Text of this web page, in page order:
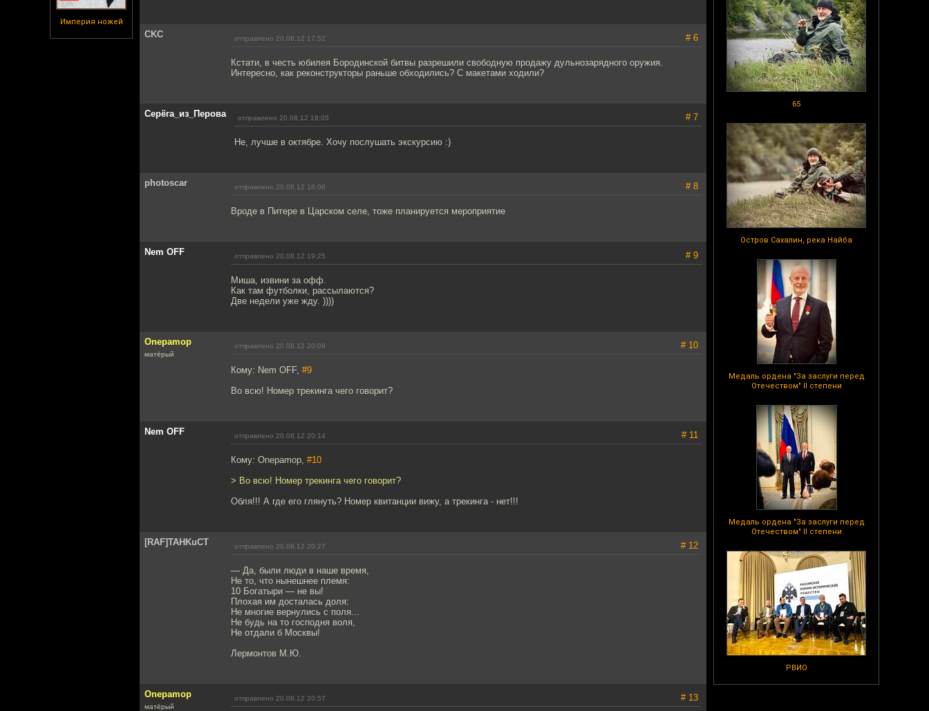
Империя ножей
65
Остров Сахалин, река Найба
Медаль ордена "За заслуги перед
Отечеством" II степени
Медаль ордена "За заслуги перед
Отечеством" II степени
РВИО
CKC отправлено 20.08.12 17:52 # 6
Кстати, в честь юбилея Бородинской битвы разрешили свободную продажу дульнозарядного оружия.
Интересно, как реконструкторы раньше обходились? С макетами ходили?
Серёга_из_Перова отправлено 20.08.12 18:05 # 7
Не, лучше в октябре. Хочу послушать экскурсию :)
photoscar отправлено 20.08.12 18:06 # 8
Вроде в Питере в Царском селе, тоже планируется мероприятие
Nem OFF отправлено 20.08.12 19:25 # 9
Миша, извини за офф.
Как там футболки, рассылаются?
Две недели уже жду. ))))
Onepamop
матёрый
отправлено 20.08.12 20:09 # 10
Кому: Nem OFF, #9
Во всю! Номер трекинга чего говорит?
Nem OFF отправлено 20.08.12 20:14 # 11
Кому: Onepamop, #10
> Во всю! Номер трекинга чего говорит?
Обля!!! А где его глянуть? Номер квитанции вижу, а трекинга - нет!!!
[RAF]TAHKuCT отправлено 20.08.12 20:27 # 12
— Да, были люди в наше время,
Не то, что нынешнее племя:
10 Богатыри — не вы!
Плохая им досталась доля:
Не многие вернулись с поля...
Не будь на то господня воля,
Не отдали б Москвы!
Лермонтов М.Ю.
Onepamop
матёрый
отправлено 20.08.12 20:57 # 13